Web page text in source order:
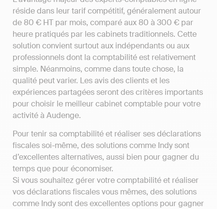
réside dans leur tarif compétitif, généralement autour
de 80 € HT par mois, comparé aux 80 à 300 € par
heure pratiqués par les cabinets traditionnels. Cette
solution convient surtout aux indépendants ou aux
professionnels dont la comptabilité est relativement
simple. Néanmoins, comme dans toute chose, la
qualité peut varier. Les avis des clients et les
expériences partagées seront des critères importants
pour choisir le meilleur cabinet comptable pour votre
activité à Audenge.
Pour tenir sa comptabilité et réaliser ses déclarations
fiscales soi-même, des solutions comme Indy sont
d’excellentes alternatives, aussi bien pour gagner du
temps que pour économiser.
Si vous souhaitez gérer votre comptabilité et réaliser
vos déclarations fiscales vous mêmes, des solutions
comme Indy sont des excellentes options pour gagner